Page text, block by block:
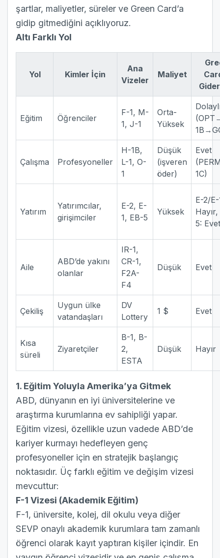
şartlar, maliyetler, süreler ve Green Card’a
gidip gitmediğini açıklıyoruz.
Altı Farklı Yol
Yol Kimler İçin
Ana
Vizeler
Maliyet
Eğitim Öğrenciler
F-1, M-
1, J-1
Orta-
Yüksek
Çalışma Profesyoneller
H-1B,
L-1, O-
1
Düşük
(işveren
öder)
Evet
1C)
Yatırım
Yatırımcılar,
girişimciler
E-2, E-
1, EB-5
Yüksek
E-2/E-
5: Evet
Aile
ABD’de yakını
olanlar
IR-1,
CR-1,
F2A-
F4
Düşük Evet
Çekiliş
Uygun ülke
vatandaşları
DV
Lottery
1 $ Evet
Kısa
süreli
Ziyaretçiler
B-1, B-
2,
ESTA
Düşük Hayır
1. Eğitim Yoluyla Amerika’ya Gitmek
ABD, dünyanın en iyi üniversitelerine ve
araştırma kurumlarına ev sahipliği yapar.
Eğitim vizesi, özellikle uzun vadede ABD’de
kariyer kurmayı hedefleyen genç
profesyoneller için en stratejik başlangıç
noktasıdır. Üç farklı eğitim ve değişim vizesi
mevcuttur:
F-1 Vizesi (Akademik Eğitim)
F-1, üniversite, kolej, dil okulu veya diğer
SEVP onaylı akademik kurumlara tam zamanlı
öğrenci olarak kayıt yaptıran kişiler içindir. En